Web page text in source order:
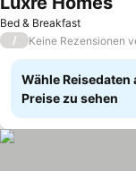
Bed & Breakfast
/ Keine Rezensionen
Wähle Reisedaten
Preise zu sehen